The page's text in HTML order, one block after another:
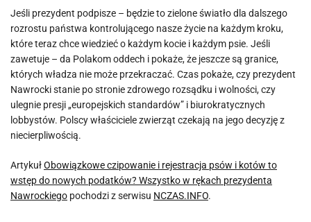
Jeśli prezydent podpisze – będzie to zielone światło dla dalszego
rozrostu państwa kontrolującego nasze życie na każdym kroku,
które teraz chce wiedzieć o każdym kocie i każdym psie. Jeśli
zawetuje – da Polakom oddech i pokaże, że jeszcze są granice,
których władza nie może przekraczać. Czas pokaże, czy prezydent
Nawrocki stanie po stronie zdrowego rozsądku i wolności, czy
ulegnie presji „europejskich standardów” i biurokratycznych
lobbystów. Polscy właściciele zwierząt czekają na jego decyzję z
niecierpliwością.
ArtykułObowiązkowe czipowanie i rejestracja psów i kotów to
wstęp do nowych podatków? Wszystko w rękach prezydenta
Nawrockiego pochodzi z serwisu NCZAS.INFO.